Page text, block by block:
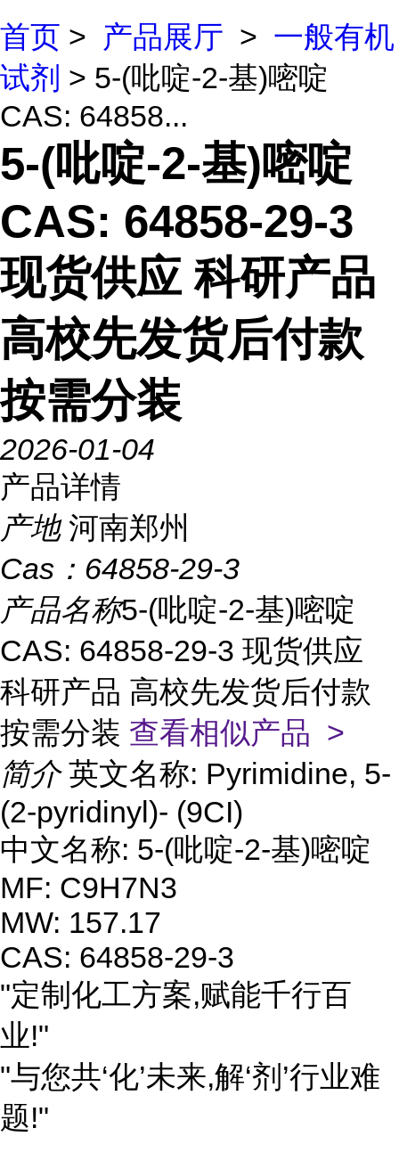
首页 > 产品展厅 > 一般有机
试剂 > 5-(吡啶-2-基)嘧啶
CAS: 64858...
5-(吡啶-2-基)嘧啶
CAS: 64858-29-3
现货供应 科研产品
高校先发货后付款
按需分装
2026-01-04
产品详情
产地 河南郑州
Cas： 64858-29-3
产品名称5-(吡啶-2-基)嘧啶
CAS: 64858-29-3 现货供应
科研产品 高校先发货后付款
按需分装 查看相似产品 >
简介 英文名称: Pyrimidine, 5-
(2-pyridinyl)- (9CI)
中文名称: 5-(吡啶-2-基)嘧啶
MF: C9H7N3
MW: 157.17
CAS: 64858-29-3
"定制化工方案,赋能千行百
业!"
"与您共‘化’未来,解‘剂’行业难
题!"